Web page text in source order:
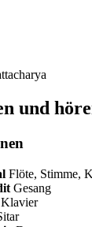
und
Flöte, Stimme,
Gesang
Klavier